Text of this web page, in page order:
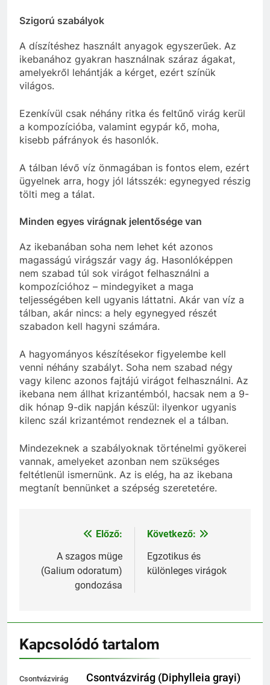
Szigorú szabályok
A díszítéshez használt anyagok egyszerűek. Az
ikebanához gyakran használnak száraz ágakat,
amelyekről lehántják a kérget, ezért színük
világos.
Ezenkívül csak néhány ritka és feltűnő virág kerül
a kompozícióba, valamint egypár kő, moha,
kisebb páfrányok és hasonlók.
A tálban lévő víz önmagában is fontos elem, ezért
ügyelnek arra, hogy jól látsszék: egynegyed részig
tölti meg a tálat.
Minden egyes virágnak jelentősége van
Az ikebanában soha nem lehet két azonos
magasságú virágszár vagy ág. Hasonlóképpen
nem szabad túl sok virágot felhasználni a
kompozícióhoz – mindegyiket a maga
teljességében kell ugyanis láttatni. Akár van víz a
tálban, akár nincs: a hely egynegyed részét
szabadon kell hagyni számára.
A hagyományos készítésekor figyelembe kell
venni néhány szabályt. Soha nem szabad négy
vagy kilenc azonos fajtájú virágot felhasználni. Az
ikebana nem állhat krizantémból, hacsak nem a 9-
dik hónap 9-dik napján készül: ilyenkor ugyanis
kilenc szál krizantémot rendeznek el a tálban.
Mindezeknek a szabályoknak történelmi gyökerei
vannak, amelyeket azonban nem szükséges
feltétlenül ismernünk. Az is elég, ha az ikebana
megtanít bennünket a szépség szeretetére.
Bejegyzés
navigáció
Előző:
A szagos müge
(Galium odoratum)
gondozása
Következő:
Egzotikus és
különleges virágok
Kapcsolódó tartalom
Csontvázvirág
Csontvázvirág (Diphylleia grayi)